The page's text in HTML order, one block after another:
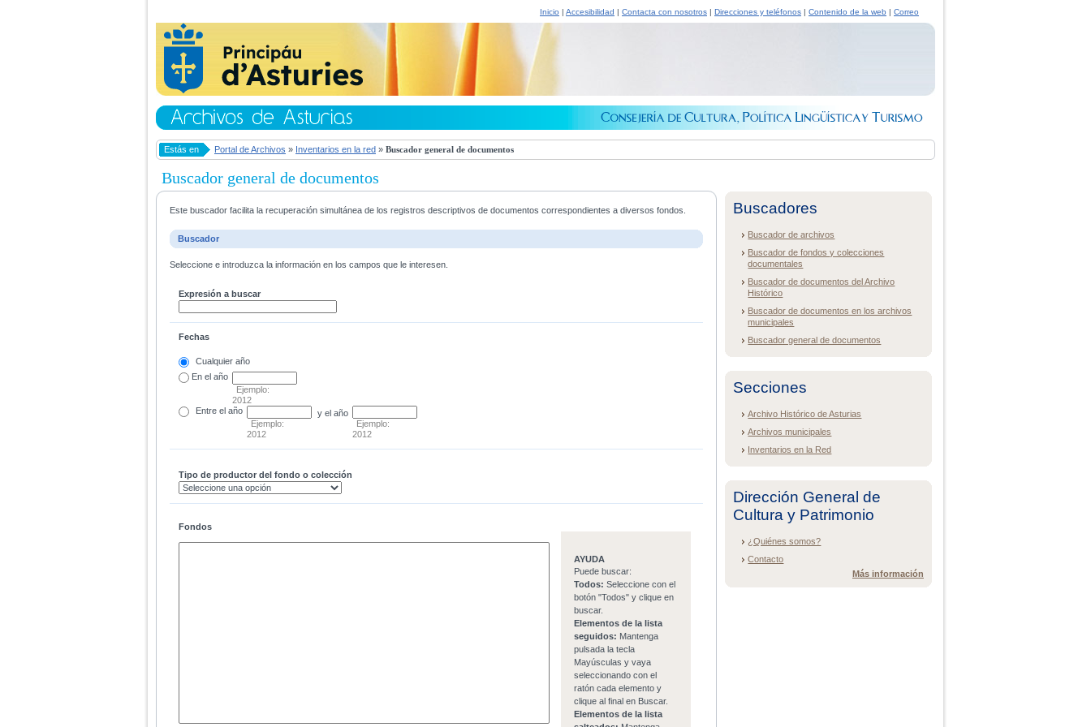
Inicio | Accesibilidad | Contacta con nosotros | Direcciones y teléfonos | Contenido de la web | Correo
Estás en Portal de Archivos » Inventarios en la red » Buscador general de documentos
Buscador general de documentos
Este buscador facilita la recuperación simultánea de los registros descriptivos de documentos correspondientes a diversos fondos.
Buscador
Seleccione e introduzca la información en los campos que le interesen.
Expresión a buscar
Fechas
Cualquier año
En el año
Ejemplo:
2012
Entre el año
Ejemplo:
2012
y el año
Ejemplo:
2012
Tipo de productor del fondo o colección
Fondos
AYUDA
Puede buscar:
Todos: Seleccione con el
botón "Todos" y clique en
buscar.
Elementos de la lista
seguidos: Mantenga
pulsada la tecla
Mayúsculas y vaya
seleccionando con el
ratón cada elemento y
clique al final en Buscar.
Elementos de la lista
Buscadores
Buscador de archivos
Buscador de fondos y colecciones
documentales
Buscador de documentos del Archivo
Histórico
Buscador de documentos en los archivos
municipales
Buscador general de documentos
Secciones
Archivo Histórico de Asturias
Archivos municipales
Inventarios en la Red
Dirección General de
Cultura y Patrimonio
¿Quiénes somos?
Contacto
Más información